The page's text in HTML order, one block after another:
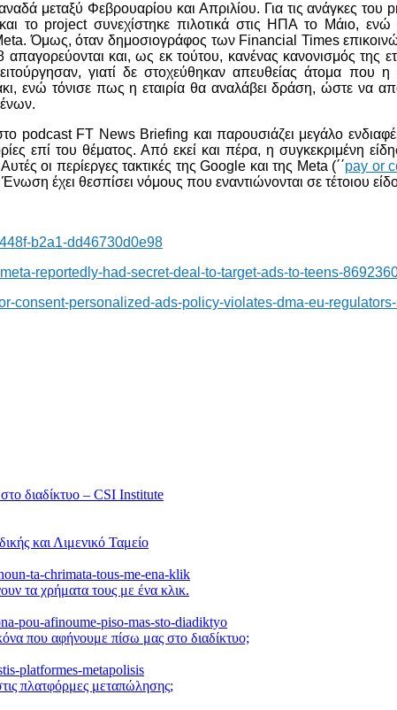
μεταξύ Φεβρουαρίου και Απριλίου. Για τις ανάγκες
το project συνεχίστηκε πιλοτικά στις ΗΠΑ το Μάιο,
Όμως, όταν δημοσιογράφος των Financial Times
και, ως εκ τούτου, κανένας κανονισμός της
γιατί δε στοχεύθηκαν απευθείας άτομα που
ενώ τόνισε πως η εταιρία θα αναλάβει δράση, ώστε να
podcast FT News Briefing και παρουσιάζει μεγάλο
επί του θέματος. Από εκεί και πέρα, η συγκεκριμένη
οι περίεργες τακτικές της Google και της Meta (΄΄pay or
έχει θεσπίσει νόμους που εναντιώνονται σε τέτοιου
b2a1-dd46730d0e98
reportedly-had-secret-deal-to-target-ads-to-teens-
consent-personalized-ads-policy-violates-dma-eu-
διαδίκτυο – CSI Institute
και Λιμενικό Ταμείο
τα χρήματα τους με ένα κλικ.
που αφήνουμε πίσω μας στο διαδίκτυο;
πλατφόρμες μεταπώλησης;